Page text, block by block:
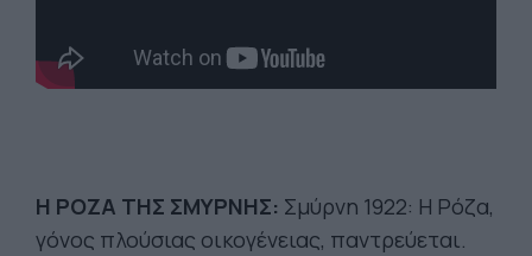
H ΡΟΖΑ ΤΗΣ ΣΜΥΡΝΗΣ: Σμύρνη 1922: Η Ρόζα,
γόνος πλούσιας οικογένειας, παντρεύεται.